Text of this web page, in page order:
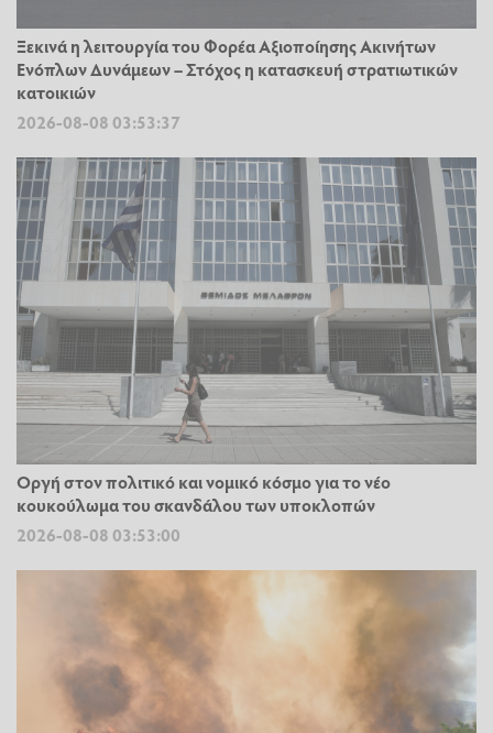
Ξεκινά η λειτουργία του Φορέα Αξιοποίησης Ακινήτων
Ενόπλων Δυνάμεων – Στόχος η κατασκευή στρατιωτικών
κατοικιών
2026-08-08 03:53:37
Οργή στον πολιτικό και νομικό κόσμο για το νέο
κουκούλωμα του σκανδάλου των υποκλοπών
2026-08-08 03:53:00